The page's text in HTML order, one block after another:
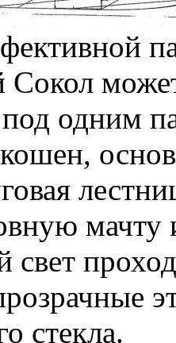
под одним
мачту
свет
стекла.